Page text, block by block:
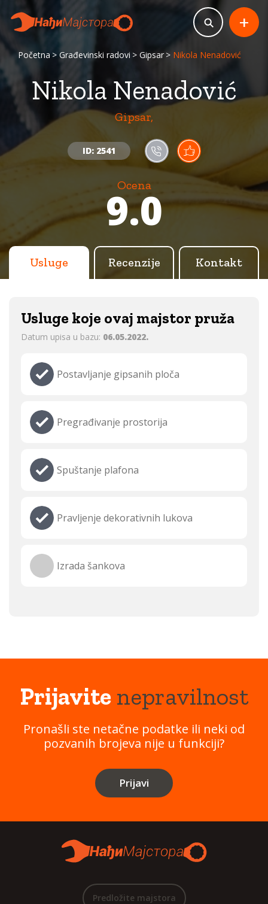
Početna Građevinski radovi Gipsar Nikola Nenadović
Nikola Nenadović
Gipsar,
ID: 2541
Ocena
9.0
+
Usluge Recenzije Kontakt
Usluge koje ovaj majstor pruža
Datum upisa u bazu: 06.05.2022.
Postavljanje gipsanih ploča
Pregrađivanje prostorija
Spuštanje plafona
Pravljenje dekorativnih lukova
Izrada šankova
Prijavitenepravilnost
Pronašli ste netačne podatke ili neki od
pozvanih brojeva nije u funkciji?
Prijavi
Predložite majstora